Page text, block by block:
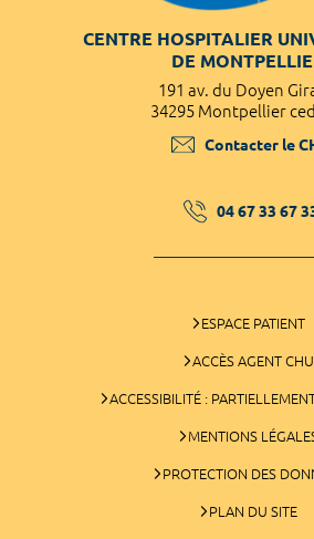
CENTRE HOSPITALIER
DE
191 av. du Doyen
34295 Montpellier
Contacter le
04 67 33 67
ESPACE PATIENT
ACCÈS AGENT CHU
ACCESSIBILITÉ :
MENTIONS
PROTECTION DES
PLAN DU SITE